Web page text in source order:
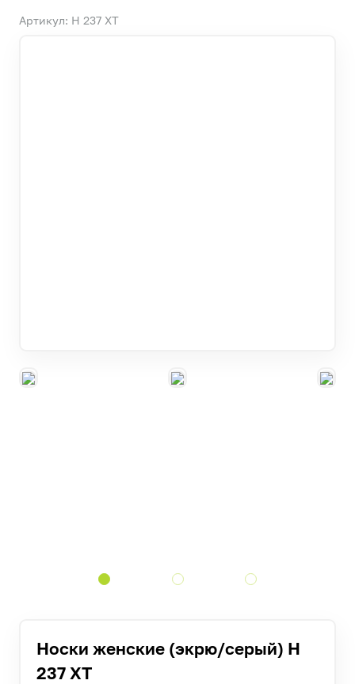
Артикул: H 237 ХТ
Носки женские (экрю/серый) H
237 ХТ